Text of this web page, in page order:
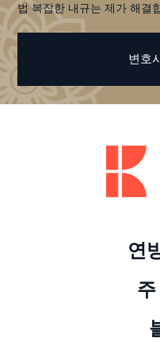
법 복잡한 내규는 제가 해결
변호
연
주